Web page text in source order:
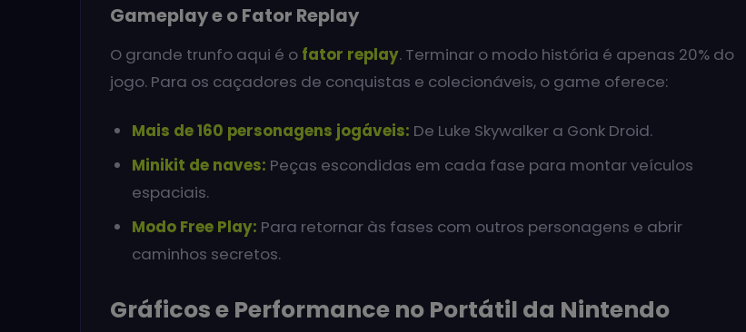
Gameplay e o Fator Replay
O grande trunfo aqui é o fator replay. Terminar o modo história é apenas 20% do
jogo. Para os caçadores de conquistas e colecionáveis, o game oferece:
Mais de 160 personagens jogáveis: De Luke Skywalker a Gonk Droid.
Minikit de naves: Peças escondidas em cada fase para montar veículos
espaciais.
Modo Free Play: Para retornar às fases com outros personagens e abrir
caminhos secretos.
Gráficos e Performance no Portátil da Nintendo